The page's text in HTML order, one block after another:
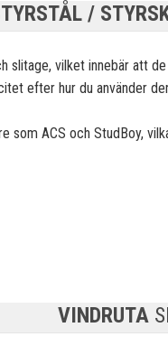
/
slitage, vilket innebär att
efter hur du använder
som ACS och StudBoy,
VINDRUTA